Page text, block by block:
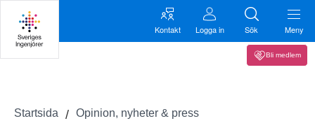
Kontakt Logga in Sök Meny
Bli medlem
Startsida
Opinion, nyheter & press